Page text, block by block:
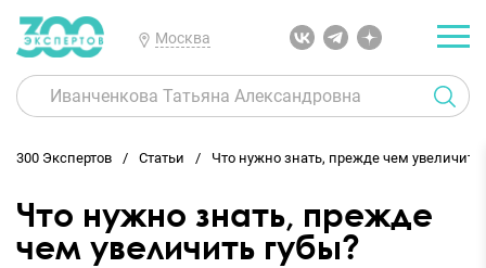
Москва
300 Экспертов Статьи Что нужно знать, прежде чем увеличить
Что нужно знать, прежде
чем увеличить губы?